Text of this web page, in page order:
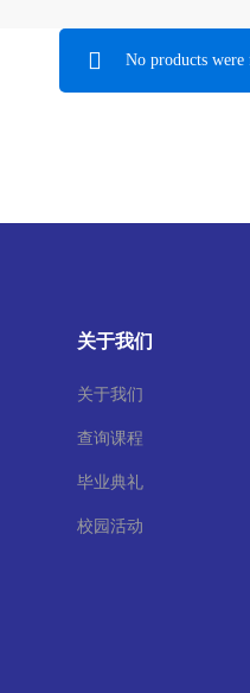
No products
关于我们
关于我们
查询课程
毕业典礼
校园活动